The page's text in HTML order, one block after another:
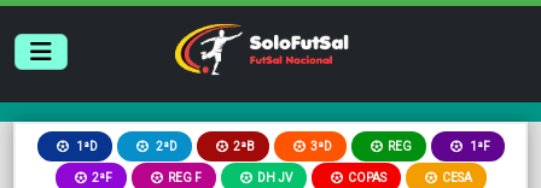
1ªD 2ªD 2ªB 3ªD REG 1ªF
2ªF REG F DH JV COPAS CESA